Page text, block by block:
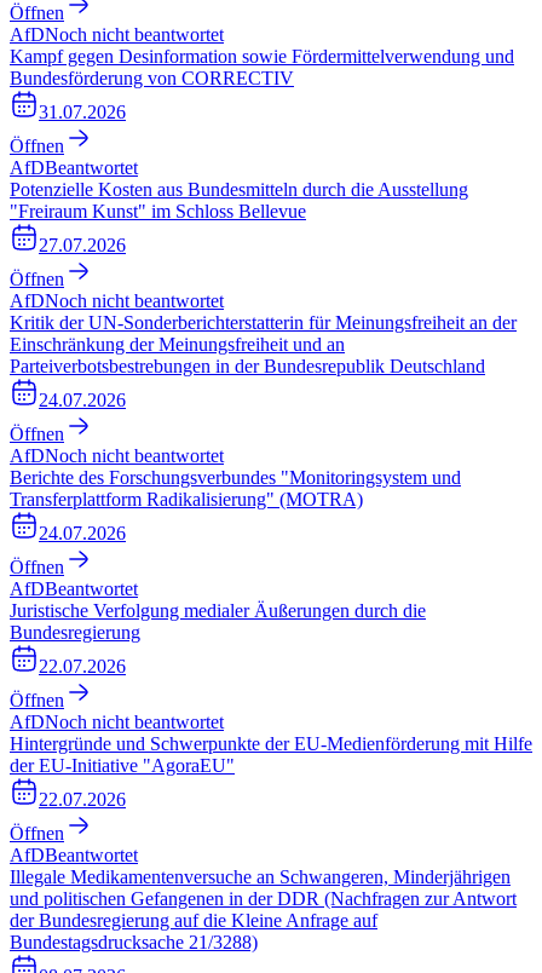
Öffnen
AfDNoch nicht beantwortet
Kampf gegen Desinformation sowie Fördermittelverwendung und
Bundesförderung von CORRECTIV
31.07.2026
Öffnen
AfDBeantwortet
Potenzielle Kosten aus Bundesmitteln durch die Ausstellung
"Freiraum Kunst" im Schloss Bellevue
27.07.2026
Öffnen
AfDNoch nicht beantwortet
Kritik der UN-Sonderberichterstatterin für Meinungsfreiheit an der
Einschränkung der Meinungsfreiheit und an
Parteiverbotsbestrebungen in der Bundesrepublik Deutschland
24.07.2026
Öffnen
AfDNoch nicht beantwortet
Berichte des Forschungsverbundes "Monitoringsystem und
Transferplattform Radikalisierung" (MOTRA)
24.07.2026
Öffnen
AfDBeantwortet
Juristische Verfolgung medialer Äußerungen durch die
Bundesregierung
22.07.2026
Öffnen
AfDNoch nicht beantwortet
Hintergründe und Schwerpunkte der EU-Medienförderung mit Hilfe
der EU-Initiative "AgoraEU"
22.07.2026
Öffnen
AfDBeantwortet
Illegale Medikamentenversuche an Schwangeren, Minderjährigen
und politischen Gefangenen in der DDR (Nachfragen zur Antwort
der Bundesregierung auf die Kleine Anfrage auf
Bundestagsdrucksache 21/3288)